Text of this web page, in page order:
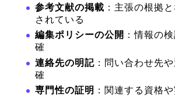
参考文献の掲載 ：主張の根拠
されている
編集ポリシーの公開 ：情報の
確
連絡先の明記 ：問い合わせ先
確
専門性の証明 ：関連する資格